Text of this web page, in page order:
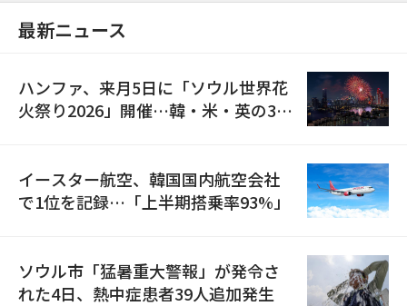
最新ニュース
ハンファ、来月5日に「ソウル世界花
火祭り2026」開催…韓・米・英の3カ
イースター航空、韓国国内航空会社
で1位を記録…「上半期搭乗率93%」
ソウル市「猛暑重大警報」が発令さ
れた4日、熱中症患者39人追加発生